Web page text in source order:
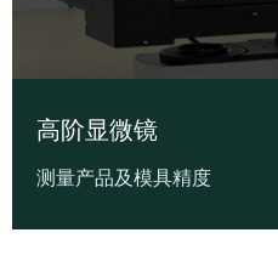
高阶显微镜
测量产品及模具精度